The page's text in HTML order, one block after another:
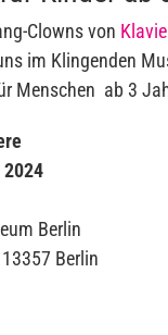
Clowns von
im Klingenden
Menschen ab 3
2024
Berlin
Berlin